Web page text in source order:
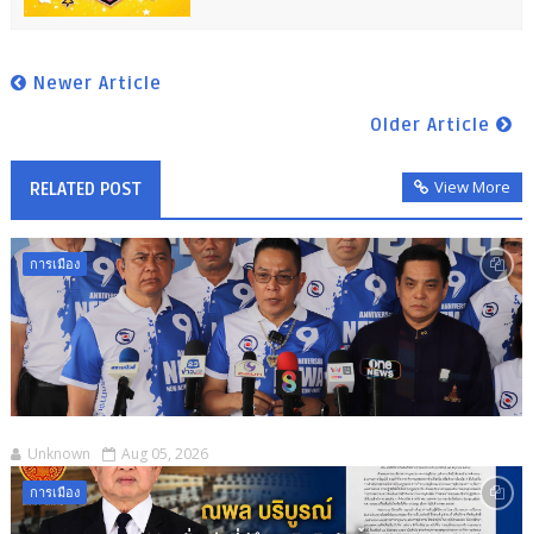
Newer Article
Older Article
RELATED POST View More
การเมือง
Unknown Aug 05, 2026
การเมือง